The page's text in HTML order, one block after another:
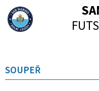
SOUPEŘ